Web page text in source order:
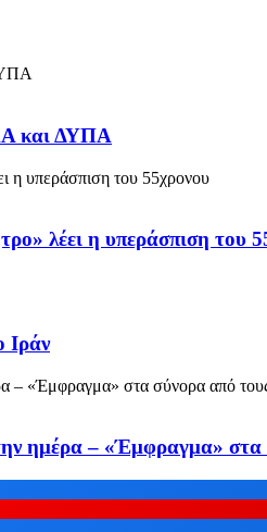
και ΔΥΠΑ
λέει η υπεράσπιση του
Ιράν
ημέρα – «Έμφραγμα» στα